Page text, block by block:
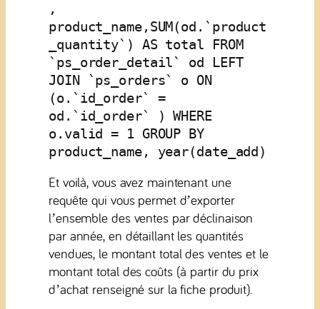
,
product_name,SUM(od.`product
_quantity`) AS total FROM
`ps_order_detail` od LEFT
JOIN `ps_orders` o ON
(o.`id_order` =
od.`id_order` ) WHERE
o.valid = 1 GROUP BY
product_name, year(date_add)
Et voilà, vous avez maintenant une
requête qui vous permet d’exporter
l’ensemble des ventes par déclinaison
par année, en détaillant les quantités
vendues, le montant total des ventes et le
montant total des coûts (à partir du prix
d’achat renseigné sur la fiche produit).